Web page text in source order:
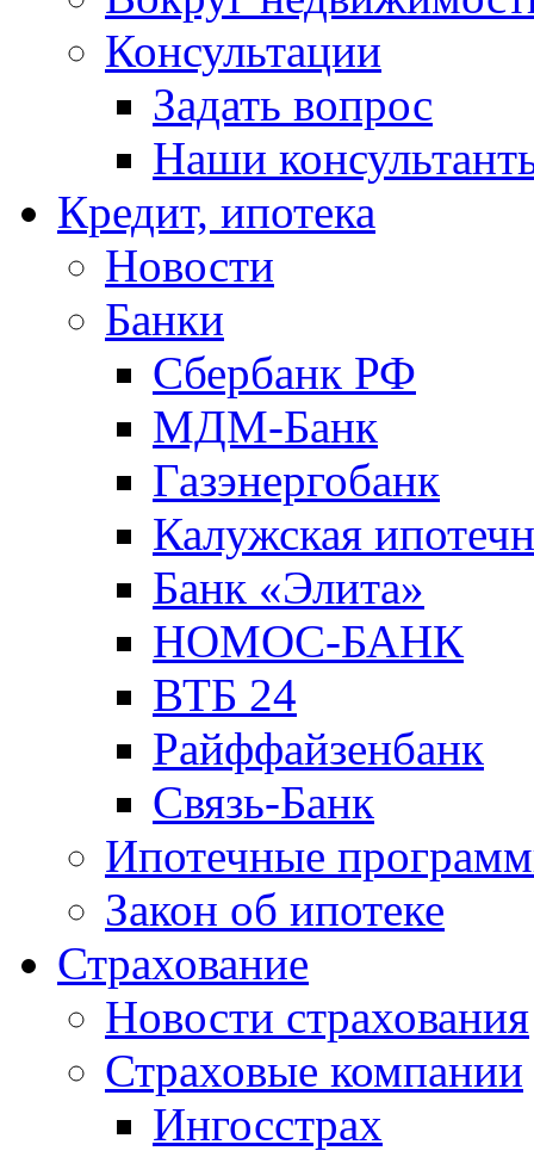
Консультации
Задать вопрос
Наши
Кредит, ипотека
Новости
Банки
Сбербанк РФ
МДМ-Банк
Газэнергобанк
Калужская
Банк «Элита»
НОМОС-БАНК
ВТБ 24
Райффайзенбанк
Связь-Банк
Ипотечные
Закон об ипотеке
Страхование
Новости страхования
Страховые компании
Ингосстрах